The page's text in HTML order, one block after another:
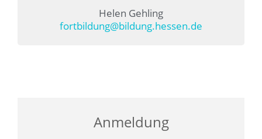
Helen Gehling
fortbildung@bildung.hessen.de
Anmeldung